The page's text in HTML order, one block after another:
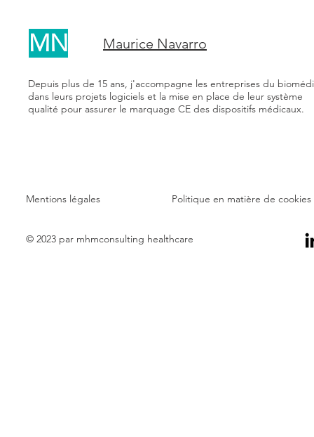
MN Maurice Navarro
Depuis plus de 15 ans, j'accompagne les entreprises du
dans leurs projets logiciels et la mise en place de leur système
qualité pour assurer le marquage CE des dispositifs médicaux.
Mentions légales Politique en matière de cookies
© 2023 par mhmconsulting healthcare